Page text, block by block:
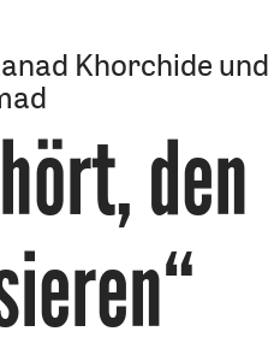
Khorchide und
den